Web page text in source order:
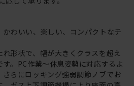
わいい、楽しい、コンパクトなチ
形状で、幅が大きくクラスを超え
。PC作業～休息姿勢に対応するよ
らにロッキング強弱調節ノブでお